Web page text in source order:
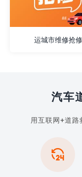
运城市维修抢修
汽车
用互联网+道
